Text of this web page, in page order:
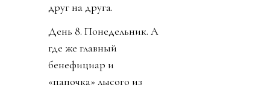
друг на друга.
День 8. Понедельник. А
где же главный
бенефициар и
«папочка» лысого из